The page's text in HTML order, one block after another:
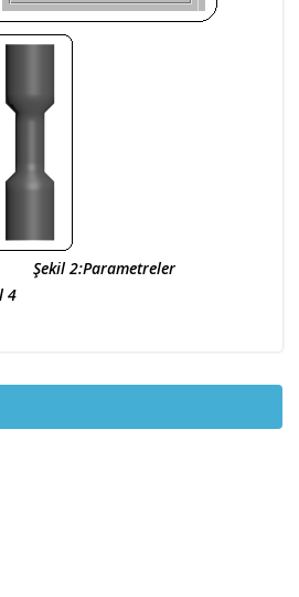
2:Parametreler